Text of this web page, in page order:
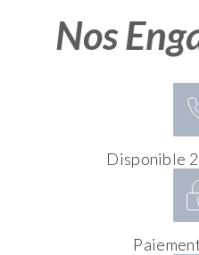
Nos
Disponible